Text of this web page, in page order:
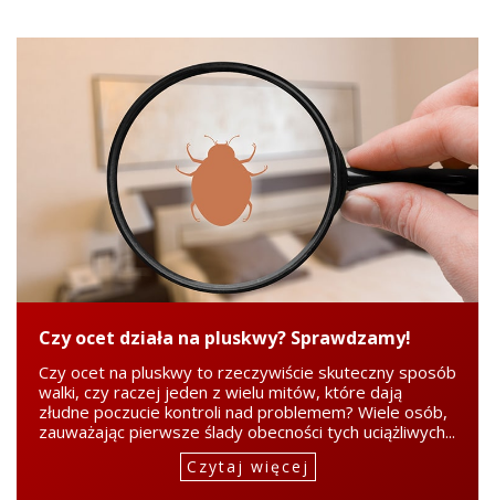
Czy ocet działa na pluskwy? Sprawdzamy!
Czy ocet na pluskwy to rzeczywiście skuteczny sposób
walki, czy raczej jeden z wielu mitów, które dają
złudne poczucie kontroli nad problemem? Wiele osób,
zauważając pierwsze ślady obecności tych uciążliwych...
Czytaj więcej